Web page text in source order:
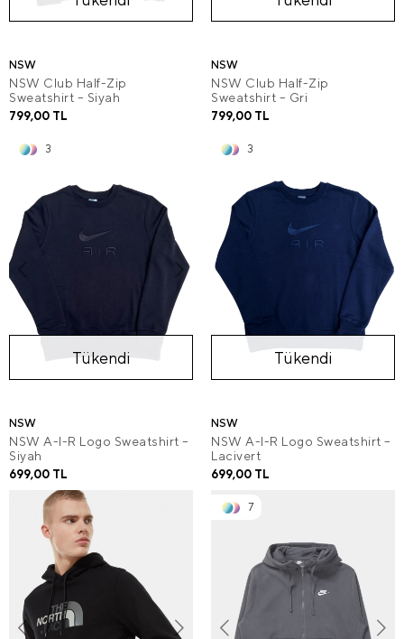
NSW
NSW Club Half-Zip
Sweatshirt – Siyah
799,00 TL
NSW
NSW Club Half-Zip
Sweatshirt – Gri
799,00 TL
3
Tükendi
NSW
NSW A-I-R Logo Sweatshirt –
Siyah
699,00 TL
3
Tükendi
NSW
NSW A-I-R Logo Sweatshirt –
Lacivert
699,00 TL
7